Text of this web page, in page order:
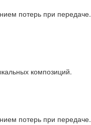
потерь при передаче.
композиций.
потерь при передаче.